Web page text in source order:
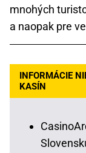
mnohých
a naopak pre
INFORMÁCIE
KASÍN